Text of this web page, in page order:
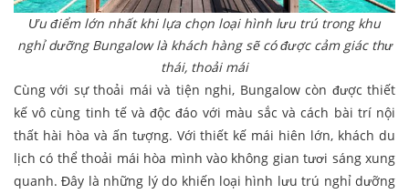
Ưu điểm lớn nhất khi lựa chọn loại hình lưu trú trong khu
nghỉ dưỡng Bungalow là khách hàng sẽ có được cảm giác thư
thái, thoải mái
Cùng với sự thoải mái và tiện nghi, Bungalow còn được thiết
kế vô cùng tinh tế và độc đáo với màu sắc và cách bài trí nội
thất hài hòa và ấn tượng. Với thiết kế mái hiên lớn, khách du
lịch có thể thoải mái hòa mình vào không gian tươi sáng xung
quanh. Đây là những lý do khiến loại hình lưu trú nghỉ dưỡng